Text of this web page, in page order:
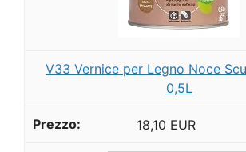
V33 Vernice per Legno Noce
0,5L
18,10 EUR